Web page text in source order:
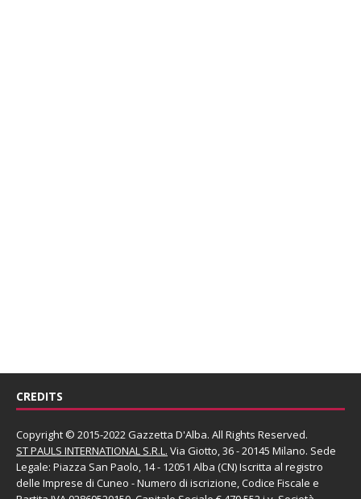
CREDITS
Copyright © 2015-2022 Gazzetta D'Alba. All Rights Reserved.
ST PAULS INTERNATIONAL S.R.L. Via Giotto, 36 - 20145 Milano. Sede
Legale: Piazza San Paolo, 14 - 12051 Alba (CN) Iscritta al registro
delle Imprese di Cuneo - Numero di iscrizione, Codice Fiscale e